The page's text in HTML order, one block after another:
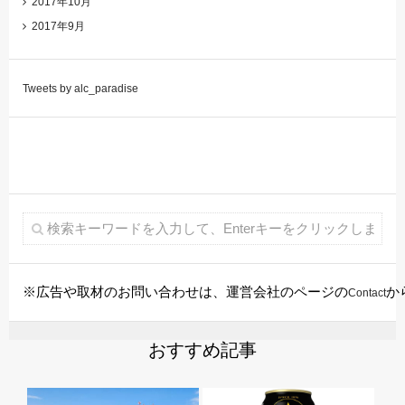
2017年9月
Tweets by alc_paradise
※広告や取材のお問い合わせは、運営会社のページのContactか
おすすめ記事